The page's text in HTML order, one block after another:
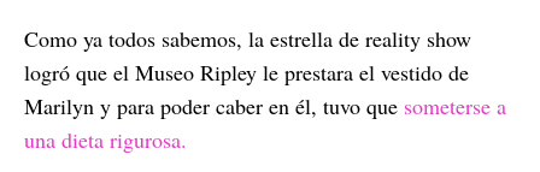
Como ya todos sabemos, la estrella de reality show
logró que el Museo Ripley le prestara el vestido de
Marilyn y para poder caber en él, tuvo que someterse a
una dieta rigurosa.